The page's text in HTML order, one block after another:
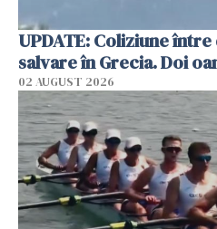
UPDATE: Coliziune
salvare în Grecia. Doi
02 AUGUST 2026